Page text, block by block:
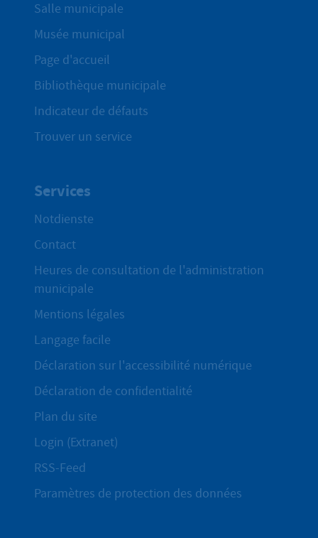
Salle municipale
Musée municipal
Page d'accueil
Bibliothèque municipale
Indicateur de défauts
Trouver un service
Services
Notdienste
Contact
Heures de consultation de l'administration
municipale
Mentions légales
Langage facile
Déclaration sur l'accessibilité numérique
Déclaration de confidentialité
Plan du site
Login (Extranet)
RSS-Feed
Paramètres de protection des données